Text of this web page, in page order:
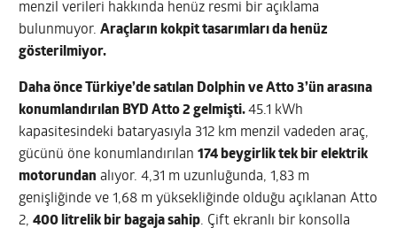
menzil verileri hakkında henüz resmi bir açıklama
bulunmuyor.Araçların kokpit tasarımları da henüz
gösterilmiyor.
Daha önce Türkiye’de satılan Dolphin ve Atto 3’ün arasına
konumlandırılan BYD Atto 2 gelmişti.45.1 kWh
kapasitesindeki bataryasıyla 312 km menzil vadeden araç,
gücünü öne konumlandırılan174 beygirlik tek bir elektrik
motorundan alıyor. 4,31 m uzunluğunda, 1,83 m
genişliğinde ve 1,68 m yüksekliğinde olduğu açıklanan Atto
2,400 litrelik bir bagaja sahip. Çift ekranlı bir konsolla